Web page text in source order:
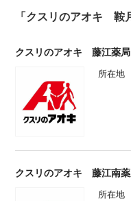
「クスリのアオキ 鞍
クスリのアオキ 藤江薬局
所在地
クスリのアオキ 藤江南
所在地